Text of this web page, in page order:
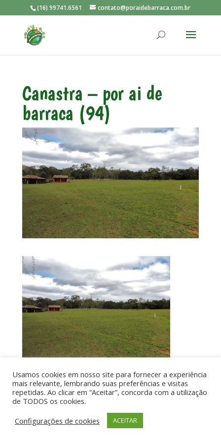
(16) 99741.6561 contato@poraidebarraca.com.br
Canastra – por ai de
barraca (94)
Por aí de Barraca - direitos reservados - Desenvolvido
por UIA WEB
Usamos cookies em nosso site para fornecer a experiência
mais relevante, lembrando suas preferências e visitas
repetidas. Ao clicar em “Aceitar”, concorda com a utilização
de TODOS os cookies.
Configurações de cookies
ACEITAR